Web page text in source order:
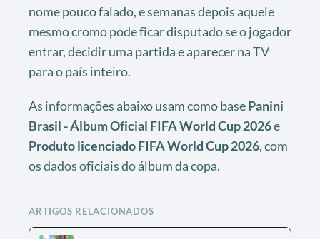
nome pouco falado, e semanas depois aquele
mesmo cromo pode ficar disputado se o jogador
entrar, decidir uma partida e aparecer na TV
para o país inteiro.
As informações abaixo usam como basePanini
Brasil - Álbum Oficial FIFA World Cup 2026e
Produto licenciado FIFA World Cup 2026, com
os dados oficiais do álbum da copa.
ARTIGOS RELACIONADOS